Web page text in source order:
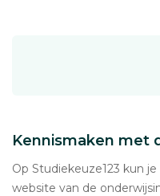
Kennismaken met
Op Studiekeuze123 kun
website van de